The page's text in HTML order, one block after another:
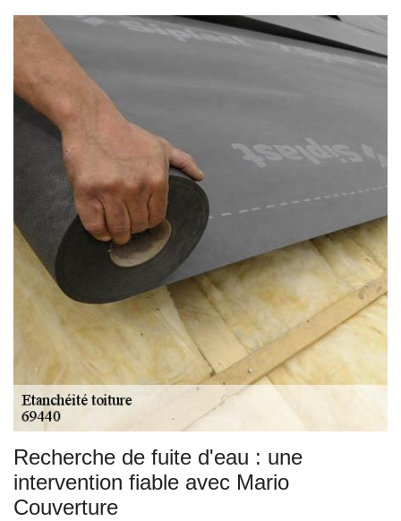
Recherche de fuite d'eau : une
intervention fiable avec Mario
Couverture